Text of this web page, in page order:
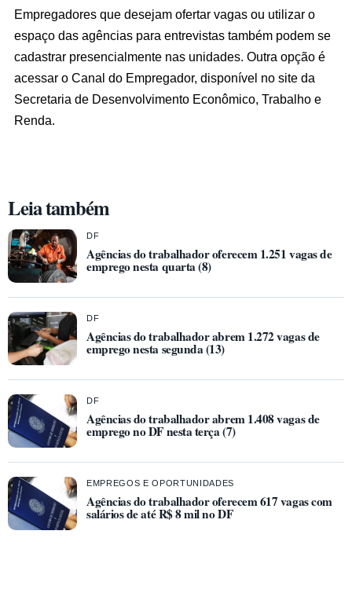
Empregadores que desejam ofertar vagas ou utilizar o
espaço das agências para entrevistas também podem se
cadastrar presencialmente nas unidades. Outra opção é
acessar o Canal do Empregador, disponível no site da
Secretaria de Desenvolvimento Econômico, Trabalho e
Renda.
Leia também
DF
Agências do trabalhador oferecem 1.251 vagas de
emprego nesta quarta (8)
DF
Agências do trabalhador abrem 1.272 vagas de
emprego nesta segunda (13)
DF
Agências do trabalhador abrem 1.408 vagas de
emprego no DF nesta terça (7)
EMPREGOS E OPORTUNIDADES
Agências do trabalhador oferecem 617 vagas com
salários de até R$ 8 mil no DF